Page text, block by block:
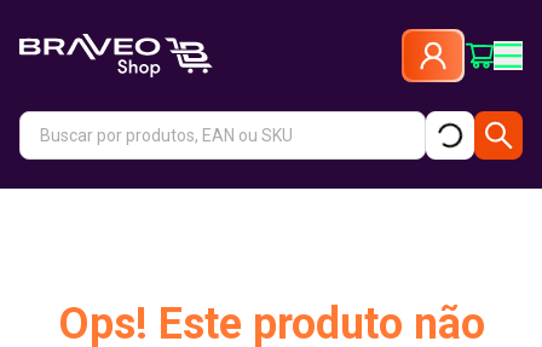
Ops! Este produto não